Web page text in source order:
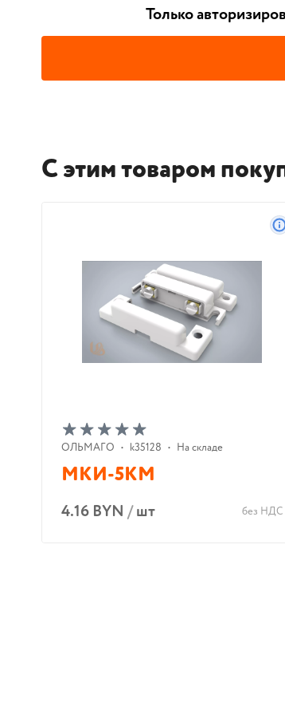
Только
С этим товаром
ОЛЬМАГО • k35128 • На складе
МКИ-5КМ
4.16 BYN /шт без НДС